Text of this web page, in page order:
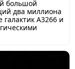
большой
два миллиона
A3266 и